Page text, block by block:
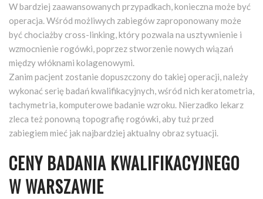
W bardziej zaawansowanych przypadkach, konieczna może być
operacja. Wśród możliwych zabiegów zaproponowany może
być chociażby cross-linking, który pozwala na usztywnienie i
wzmocnienie rogówki, poprzez stworzenie nowych wiązań
między włóknami kolagenowymi.
Zanim pacjent zostanie dopuszczony do takiej operacji, należy
wykonać serię badań kwalifikacyjnych, wśród nich keratometria,
tachymetria, komputerowe badanie wzroku. Nierzadko lekarz
zleca też ponowną topografię rogówki, aby tuż przed
zabiegiem mieć jak najbardziej aktualny obraz sytuacji.
CENY BADANIA KWALIFIKACYJNEGO
W WARSZAWIE